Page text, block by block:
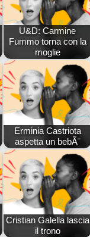
U&D: Carmine
Fummo torna con la
moglie
Erminia Castriota
aspetta un bebÃ¨
Cristian Galella lascia
il trono